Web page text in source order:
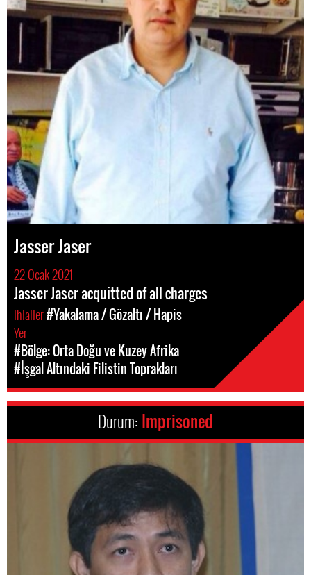
Jasser Jaser
22 Ocak 2021
Jasser Jaser acquitted of all charges
Ihlaller#Yakalama / Gözaltı / Hapis
Yer
#Bölge: Orta Doğu ve Kuzey Afrika
#İşgal Altındaki Filistin Toprakları
Durum: Imprisoned